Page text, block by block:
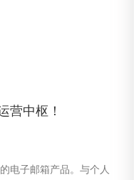
营中枢！
电子邮箱产品。与个人